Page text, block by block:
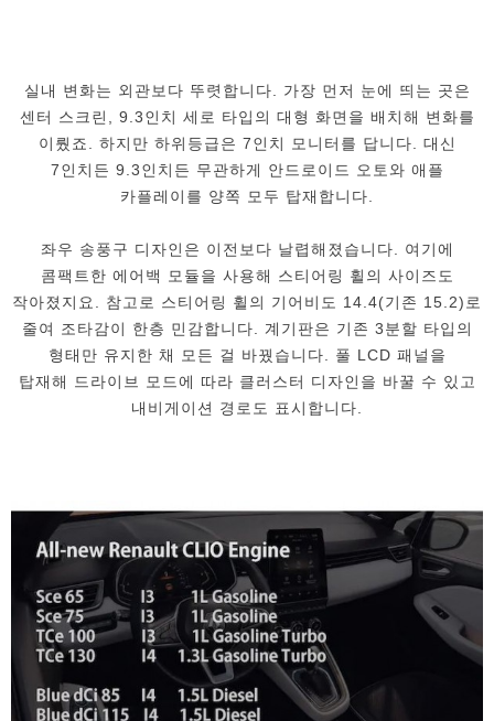
실내 변화는 외관보다 뚜렷합니다. 가장 먼저 눈에 띄는 곳은
센터 스크린, 9.3인치 세로 타입의 대형 화면을 배치해 변화를
이뤘죠. 하지만 하위등급은 7인치 모니터를 답니다. 대신
7인치든 9.3인치든 무관하게 안드로이드 오토와 애플
카플레이를 양쪽 모두 탑재합니다.
좌우 송풍구 디자인은 이전보다 날렵해졌습니다. 여기에
콤팩트한 에어백 모듈을 사용해 스티어링 휠의 사이즈도
작아졌지요. 참고로 스티어링 휠의 기어비도 14.4(기존 15.2)로
줄여 조타감이 한층 민감합니다. 계기판은 기존 3분할 타입의
형태만 유지한 채 모든 걸 바꿨습니다. 풀 LCD 패널을
탑재해 드라이브 모드에 따라 클러스터 디자인을 바꿀 수 있고
내비게이션 경로도 표시합니다.